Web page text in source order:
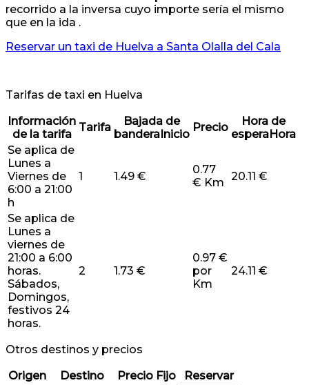
recorrido a la inversa cuyo importe sería el mismo
que en la ida .
Reservar un taxi de Huelva a Santa Olalla del Cala
Tarifas de taxi en Huelva
Información
de la tarifa
Tarifa
Bajada de
banderaInicio
Precio
Hora de
esperaHora
Se aplica de
Lunes a
Viernes de
6:00 a 21:00
h
1 1.49 €
0.77
€ Km 20.11 €
Se aplica de
Lunes a
viernes de
21:00 a 6:00
horas.
Sábados,
Domingos,
festivos 24
horas.
2 1.73 €
0.97 €
por
Km
24.11 €
Otros destinos y precios
Origen
Destino Precio Fijo
Reservar